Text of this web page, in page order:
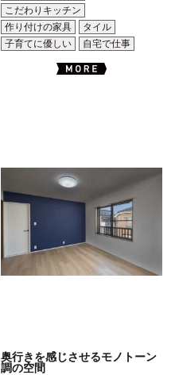
こだわりキッチン
作り付けの家具
タイル
子育てに優しい
自宅で仕事
奥行きを感じさせるモノトーン
調の空間